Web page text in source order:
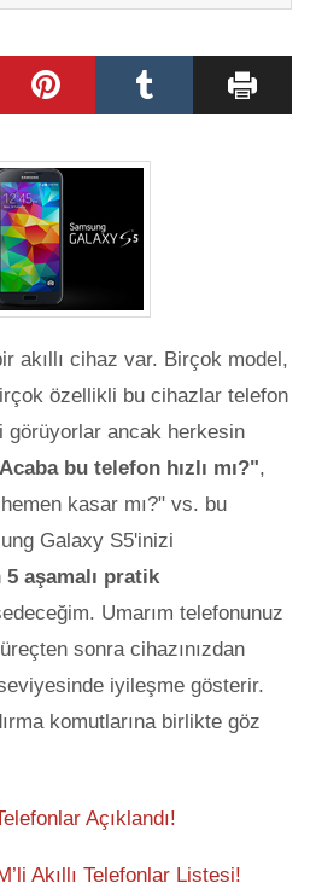
akıllı cihaz var. Birçok model,
özellikli bu cihazlar telefon
görüyorlar ancak herkesin
bu telefon hızlı mı?",
kasar mı?" vs. bu
Galaxy S5'inizi
5 aşamalı pratik
Umarım telefonunuz
sonra cihazınızdan
iyileşme gösterir.
komutlarına birlikte göz
Açıklandı!
Akıllı Telefonlar Listesi!